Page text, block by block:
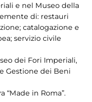
e nel Museo della
di: restauri
catalogazione e
servizio civile
dei Fori Imperiali,
Gestione dei Beni
“Made in Roma”.